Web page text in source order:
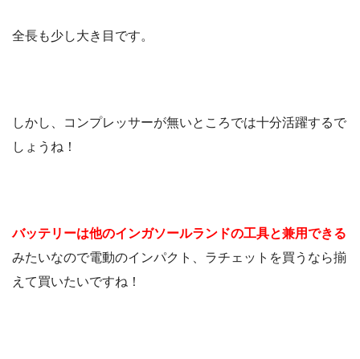
全長も少し大き目です。
しかし、コンプレッサーが無いところでは十分活躍するで
しょうね！
バッテリーは他のインガソールランドの工具と兼用できる
みたいなので電動のインパクト、ラチェットを買うなら揃
えて買いたいですね！